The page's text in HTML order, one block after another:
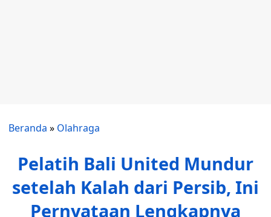
Beranda » Olahraga
Pelatih Bali United Mundur
setelah Kalah dari Persib, Ini
Pernyataan Lengkapnya